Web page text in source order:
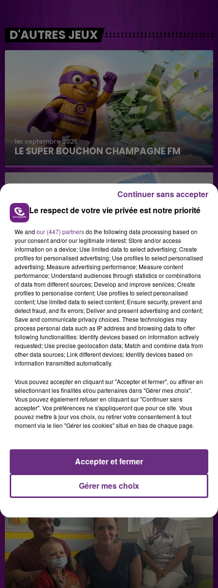
D'AUTRES JEUX
1er septembre 2025
LE SUPER BOUCHON CHAMPAGNE FM
29 juillet 2026
GAGNEZ VOS INVITATIONS VIP POUR LES
CONCERTS DE FOIRE EN SCÈNE 2026
29 juillet 2026
PARCS DU LAC D’AILETTE AVEC
CHAMPAGNE FM
Le respect de votre vie privée est notre priorité
We and our (447) partnersdo the following data processing based on
your consent and/or our legitimate interest: Store and/or access
information on a device; Use limited data to select advertising; Create
profiles for personalised advertising; Use profiles to select personalised
advertising; Measure advertising performance; Measure content
performance; Understand audiences through statistics or combinations
of data from different sources; Develop and improve services; Create
profiles to personalise content; Use profiles to select personalised
content; Use limited data to select content; Ensure security, prevent and
detect fraud, and fix errors; Deliver and present advertising and content;
Save and communicate privacy choices. These technologies may
process personal data such as IP address and browsing data to offer
following functionalities: Identify devices based on information actively
requested; Use precise geolocation data; Match and combine data from
other data sources; Link different devices; Identify devices based on
information transmitted automatically.
Vous pouvez accepter en cliquant sur "Accepter et fermer", ou affiner en
sélectionnant les finalités et/ou partenaires dans "Gérer mes choix".
Vous pouvez également refuser en cliquant sur "Continuer sans
accepter". Vos préférences ne s'appliqueront que pour ce site. Vous
pouvez mettre à jour vos choix, ou retirer votre consentement à tout
moment via le lien "Gérer les cookies" situé en bas de chaque page.
Gérer mes choix
Accepter et fermer
Continuer sans accepter